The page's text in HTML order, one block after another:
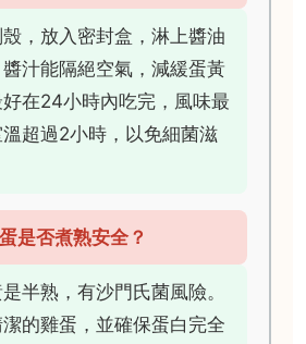
，放入密封盒，淋上醬油
汁能隔絕空氣，減緩蛋黃
在24小時內吃完，風味最
超過2小時，以免細菌滋
是否煮熟安全？
半熟，有沙門氏菌風險。
的雞蛋，並確保蛋白完全